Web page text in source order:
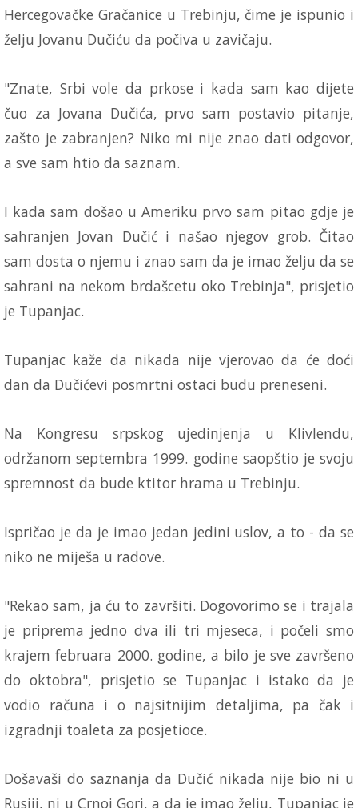
Hercegovačke Gračanice u Trebinju, čime je ispunio i
želju Jovanu Dučiću da počiva u zavičaju.
"Znate, Srbi vole da prkose i kada sam kao dijete
čuo za Jovana Dučića, prvo sam postavio pitanje,
zašto je zabranjen? Niko mi nije znao dati odgovor,
a sve sam htio da saznam.
I kada sam došao u Ameriku prvo sam pitao gdje je
sahranjen Jovan Dučić i našao njegov grob. Čitao
sam dosta o njemu i znao sam da je imao želju da se
sahrani na nekom brdašcetu oko Trebinja", prisjetio
je Tupanjac.
Tupanjac kaže da nikada nije vjerovao da će doći
dan da Dučićevi posmrtni ostaci budu preneseni.
Na Kongresu srpskog ujedinjenja u Klivlendu,
održanom septembra 1999. godine saopštio je svoju
spremnost da bude ktitor hrama u Trebinju.
Ispričao je da je imao jedan jedini uslov, a to - da se
niko ne miješa u radove.
"Rekao sam, ja ću to završiti. Dogovorimo se i trajala
je priprema jedno dva ili tri mjeseca, i počeli smo
krajem februara 2000. godine, a bilo je sve završeno
do oktobra", prisjetio se Tupanjac i istako da je
vodio računa i o najsitnijim detaljima, pa čak i
izgradnji toaleta za posjetioce.
Došavaši do saznanja da Dučić nikada nije bio ni u
Rusiji, ni u Crnoj Gori, a da je imao želju, Tupanjac je